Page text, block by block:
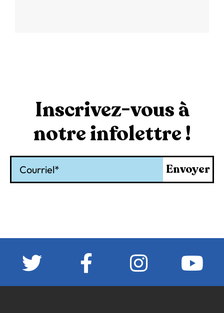
Inscrivez-vous à
notre infolettre !
Envoyer